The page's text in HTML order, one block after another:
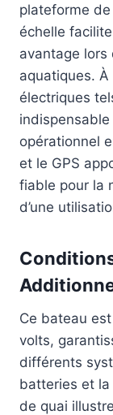
plateforme
échelle facilite
avantage
aquatiques. À
électriques
opérationnel
et le GPS
fiable pour la
d’une
Ce bateau
volts,
différents
batteries et
de quai